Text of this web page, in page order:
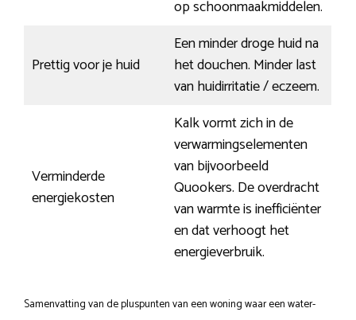
op schoonmaakmiddelen.
Prettig voor je huid
Een minder droge huid na
het douchen. Minder last
van huidirritatie / eczeem.
Verminderde
energiekosten
Kalk vormt zich in de
verwarmingselementen
van bijvoorbeeld
Quookers. De overdracht
van warmte is inefficiënter
en dat verhoogt het
energieverbruik.
Samenvatting van de pluspunten van een woning waar een water-